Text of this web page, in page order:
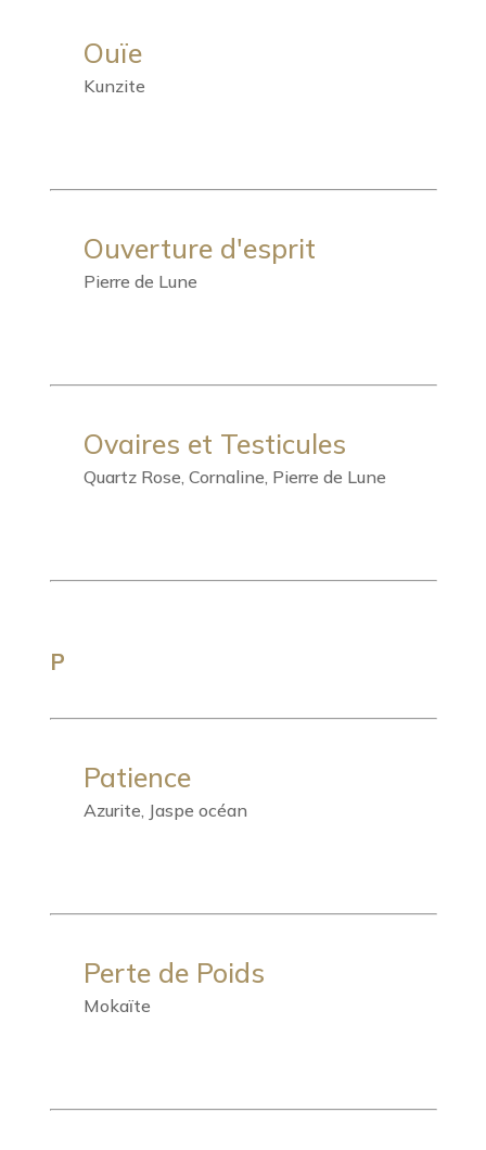
Ouïe
Kunzite
Ouverture d'esprit
Pierre de Lune
Ovaires et Testicules
Quartz Rose, Cornaline, Pierre de Lune
P
Patience
Azurite, Jaspe océan
Perte de Poids
Mokaïte